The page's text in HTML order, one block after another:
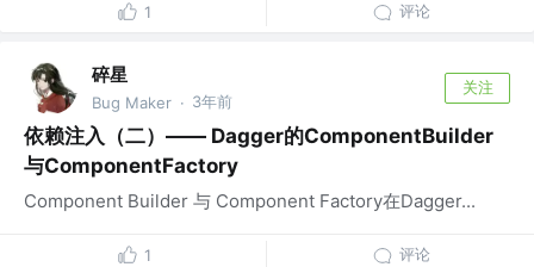
1 评论
碎星
Bug Maker · 3年前
关注
依赖注入（二）—— Dagger的ComponentBuilder
与ComponentFactory
Component Builder 与 Component Factory在Dagger...
1 评论